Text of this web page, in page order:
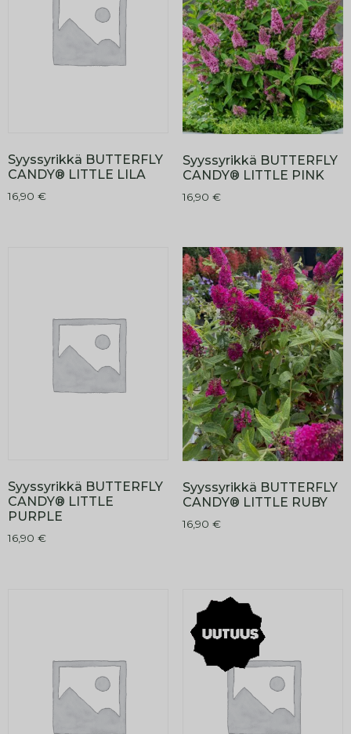
Syyssyrikkä BUTTERFLY
CANDY® LITTLE LILA
16,90 €
Syyssyrikkä BUTTERFLY
CANDY® LITTLE PINK
16,90 €
Syyssyrikkä BUTTERFLY
CANDY® LITTLE
PURPLE
16,90 €
Syyssyrikkä BUTTERFLY
CANDY® LITTLE RUBY
16,90 €